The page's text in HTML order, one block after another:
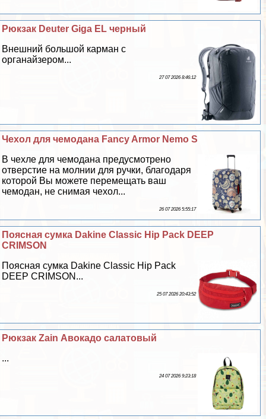
Рюкзак Deuter Giga EL черный
Внешний большой карман с
органайзером...
27 07 2026 8:46:12
Чехол для чемодана Fancy Armor Nemo S
В чехле для чемодана предусмотрено
отверстие на молнии для ручки, благодаря
которой Вы можете перемещать ваш
чемодан, не снимая чехол...
26 07 2026 5:55:17
Поясная сумка Dakine Classic Hip Pack DEEP
CRIMSON
Поясная сумка Dakine Classic Hip Pack
DEEP CRIMSON...
25 07 2026 20:43:52
Рюкзак Zain Авокадо салатовый
...
24 07 2026 9:23:18